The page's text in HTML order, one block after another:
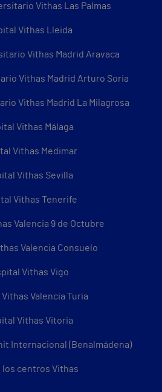
Vithas Las Palmas
Vithas Lleida
Vithas Madrid Aravaca
Vithas Madrid Arturo Soria
Vithas Madrid La Milagrosa
Vithas Málaga
Vithas Medimar
Vithas Sevilla
Vithas Tenerife
Valencia 9 de Octubre
Valencia Consuelo
Vithas Vigo
Valencia Turia
Vithas Vitoria
Internacional (Benalmádena)
los centros Vithas